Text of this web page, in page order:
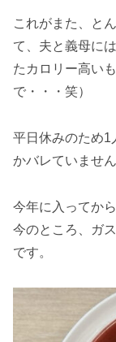
これがまた、と
て、夫と義母に
たカロリー高い
で・・・笑）
平日休みのため1
かバレていません
今年に入ってか
今のところ、ガ
です。